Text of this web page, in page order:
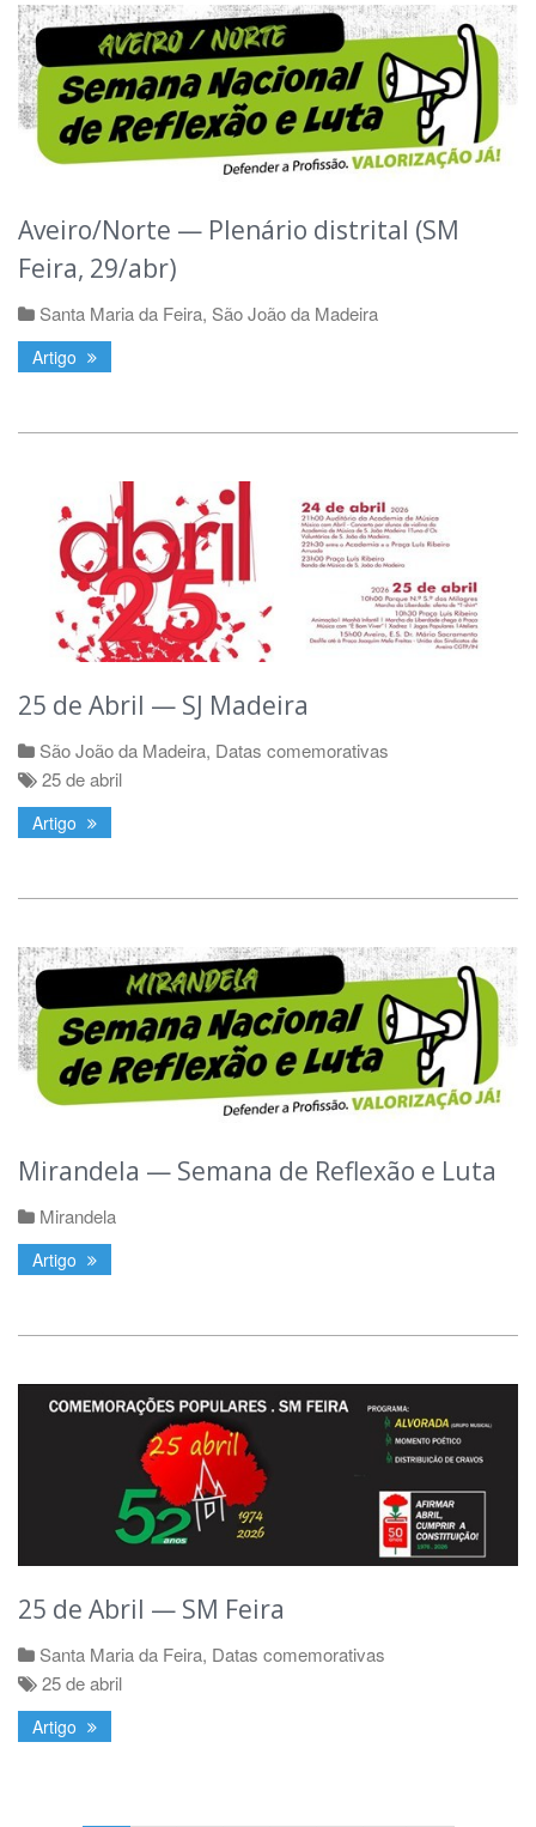
Aveiro/Norte — Plenário distrital (SM
Feira, 29/abr)
Santa Maria da Feira, São João da Madeira
Artigo
25 de Abril — SJ Madeira
São João da Madeira, Datas comemorativas
25 de abril
Artigo
Mirandela — Semana de Reflexão e Luta
Mirandela
Artigo
25 de Abril — SM Feira
Santa Maria da Feira, Datas comemorativas
25 de abril
Artigo